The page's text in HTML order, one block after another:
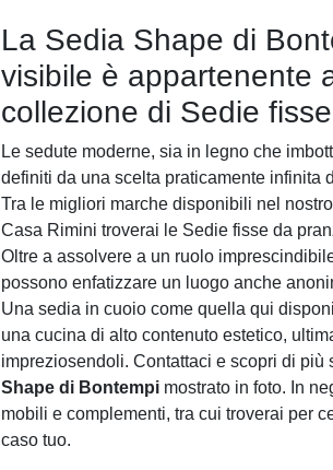
La Sedia Shape di
visibile è appartenente
collezione di Sedie
Le sedute moderne, sia in legno che
definiti da una scelta praticamente infinita
Tra le migliori marche disponibili nel
Casa Rimini troverai le Sedie fisse da
Oltre a assolvere a un ruolo
possono enfatizzare un luogo anche
Una sedia in cuoio come quella qui
una cucina di alto contenuto estetico,
impreziosendoli. Contattaci e scopri di più
Shape di Bontempi mostrato in foto. In
mobili e complementi, tra cui troverai per
caso tuo.